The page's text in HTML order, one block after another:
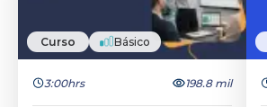
Curso Básico
3:00hrs 198.8 mil